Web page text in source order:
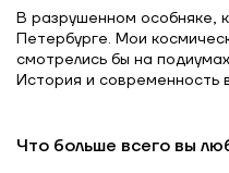
В разрушенном особняке,
Петербурге. Мои
смотрелись бы на
История и современность
Что больше всего вы